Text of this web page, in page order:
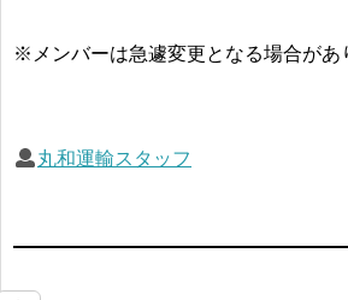
※メンバーは急遽変更となる場合があ
丸和運輸スタッフ